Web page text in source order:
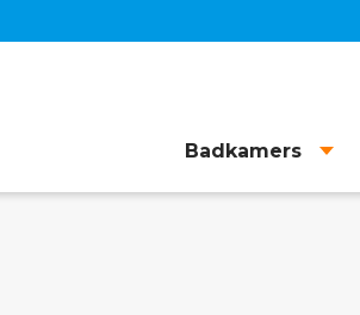
Badkamers